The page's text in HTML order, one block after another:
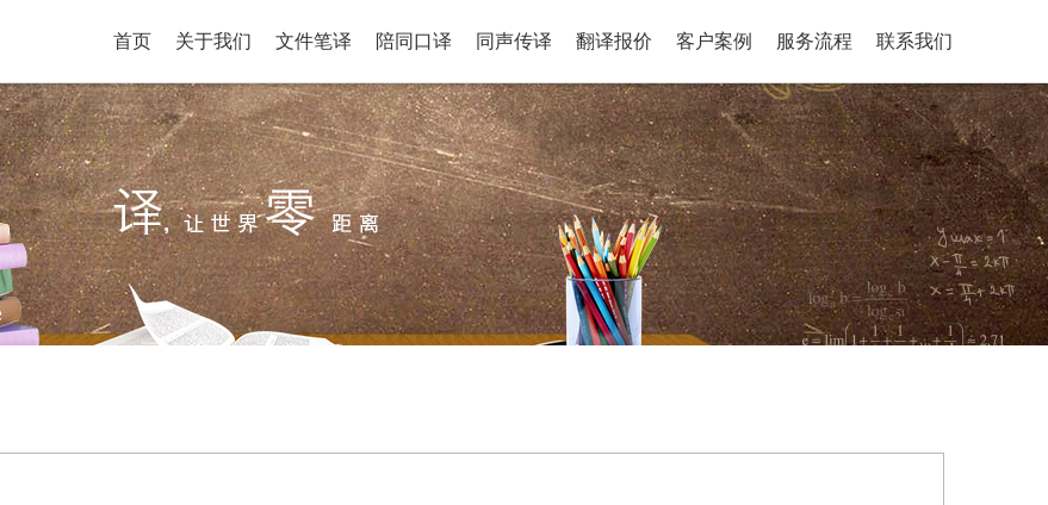
首页 关于我们 文件笔译 陪同口译 同声传译 翻译报价 客户案例 服务流程 联系我们